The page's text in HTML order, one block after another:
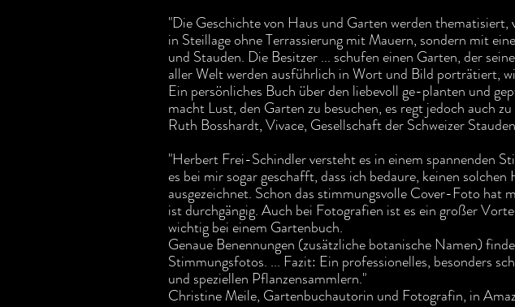
"Die Geschichte von Haus und Garten werden
in Steillage ohne Terrassierung mit Mauern, sondern mit
und Stauden. Die Besitzer ... schufen einen Garten, der
aller Welt werden ausführlich in Wort und Bild porträtiert,
Ein persönliches Buch über den liebevoll ge-planten und
macht Lust, den Garten zu besuchen, es regt jedoch auch
Ruth Bosshardt, Vivace, Gesellschaft der Schweizer
"Herbert Frei-Schindler versteht es in einem spannenden
es bei mir sogar geschafft, dass ich bedaure, keinen
ausgezeichnet. Schon das stimmungsvolle Cover-Foto hat
ist durchgängig. Auch bei Fotografien ist es ein großer
wichtig bei einem Gartenbuch.
Genaue Benennungen (zusätzliche botanische Namen)
Stimmungsfotos. ... Fazit: Ein professionelles, besonders
und speziellen Pflanzensammlern."
Christine Meile, Gartenbuchautorin und Fotografin, in